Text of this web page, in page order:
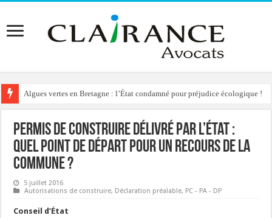
Algues vertes en Bretagne : l’État condamné pour préjudice écologique !
Permis de construire délivré par l’État :
quel point de départ pour un recours de la
commune ?
5 juillet 2016
Autorisations de construire, Déclaration préalable, PC - PA - DP
Conseil d’État